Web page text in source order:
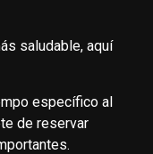
saludable, aquí
específico al
de reservar